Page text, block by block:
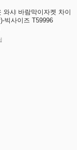
와샤 바람막이자켓 차이
빅사이즈 T59996